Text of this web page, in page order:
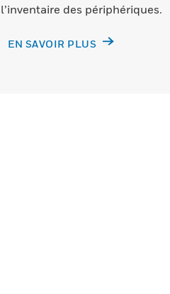
l’inventaire des périphériques.
EN SAVOIR PLUS